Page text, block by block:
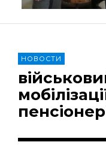
НОВОСТИ